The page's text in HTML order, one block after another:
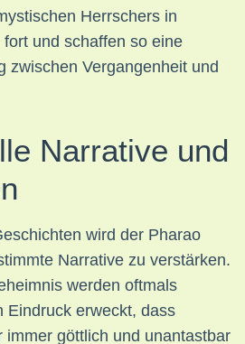
Herrschers in
und schaffen so eine
zwischen Vergangenheit und
Narrative und
wird der Pharao
Narrative zu verstärken.
werden oftmals
Eindruck erweckt, dass
immer göttlich und unantastbar